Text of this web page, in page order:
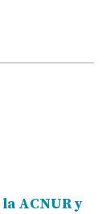
ACNUR y